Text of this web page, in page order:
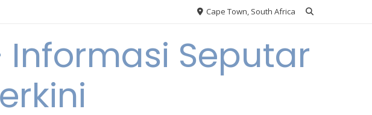
Cape Town, South Africa
Informasi Seputar